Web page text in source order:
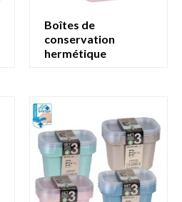
boîtes de
conservation
hermétique